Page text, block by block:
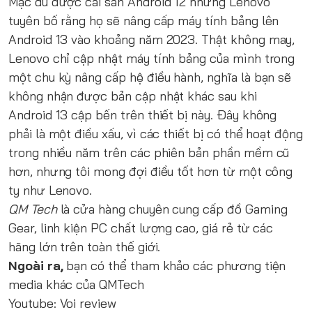
tuyên bố rằng họ sẽ nâng cấp máy tính bảng lên
Android 13 vào khoảng năm 2023. Thật không may,
Lenovo chỉ cập nhật máy tính bảng của mình trong
một chu kỳ nâng cấp hệ điều hành, nghĩa là bạn sẽ
không nhận được bản cập nhật khác sau khi
Android 13 cập bến trên thiết bị này. Đây không
phải là một điều xấu, vì các thiết bị có thể hoạt động
trong nhiều năm trên các phiên bản phần mềm cũ
hơn, nhưng tôi mong đợi điều tốt hơn từ một công
ty như Lenovo.
QM Techlà cửa hàng chuyên cung cấp đồ Gaming
Gear, linh kiện PC chất lượng cao, giá rẻ từ các
hãng lớn trên toàn thế giới.
Ngoài ra,bạn có thể tham khảo các phương tiện
media khác của QMTech
Youtube: Voi review